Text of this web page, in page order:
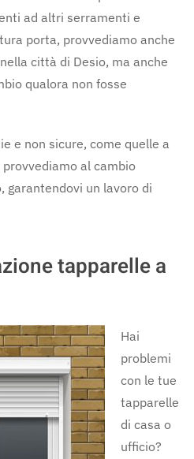
ad altri serramenti e
porta, provvediamo anche
città di Desio, ma anche
qualora non fosse
e non sicure, come quelle a
al cambio
garantendovi un lavoro di
tapparelle a
Hai
problemi
con le tue
tapparelle
di casa o
ufficio?